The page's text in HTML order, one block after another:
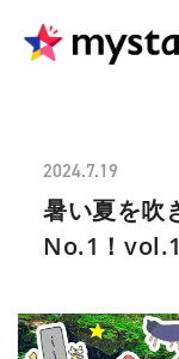
2024.7.19
暑い夏を吹
No.1！vol.1